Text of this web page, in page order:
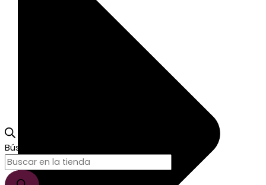
Búsqueda de productos